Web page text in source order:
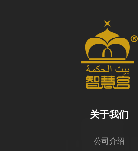
关于我们
公司介绍